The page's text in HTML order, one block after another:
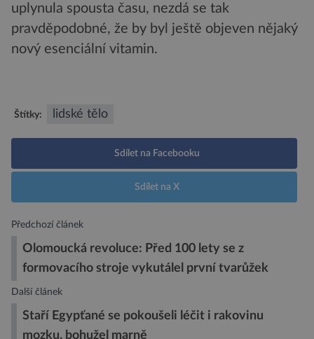
uplynula spousta času, nezdá se tak
pravděpodobné, že by byl ještě objeven nějaký
nový esenciální vitamin.
Štítky: lidské tělo
Sdílet na Facebooku
Sdílet na X
Předchozí článek
Olomoucká revoluce: Před 100 lety se z
formovacího stroje vykutálel první tvarůžek
Další článek
Staří Egypťané se pokoušeli léčit i rakovinu
mozku, bohužel marně